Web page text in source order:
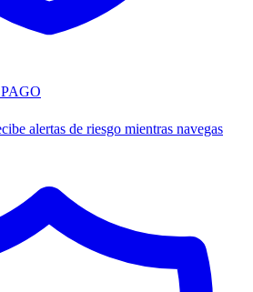
alertas de riesgo mientras navegas